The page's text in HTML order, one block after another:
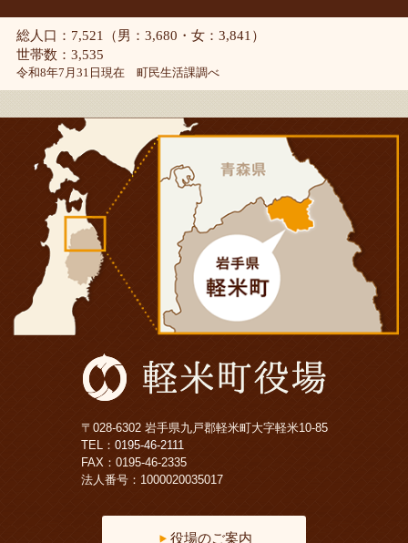
総人口：7,521（男：3,680・女：3,841）
世帯数：3,535
令和8年7月31日現在 町民生活課調べ
〒028-6302 岩手県九戸郡軽米町大字軽米10-85
TEL： 0195-46-2111
FAX：0195-46-2335
法人番号：1000020035017
役場のご案内